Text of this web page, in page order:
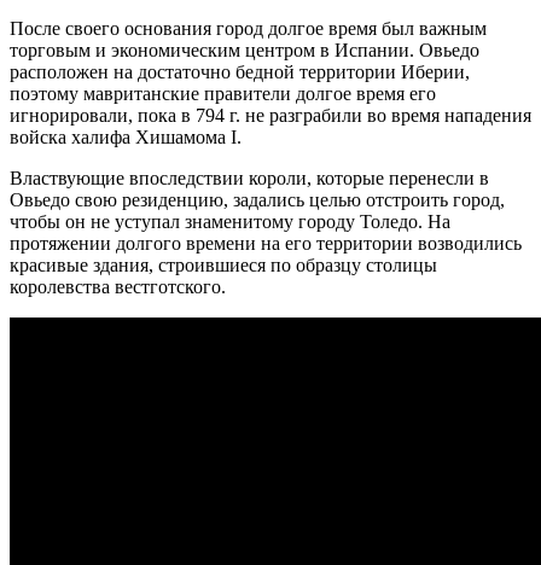
После своего основания город долгое время был важным
торговым и экономическим центром в Испании. Овьедо
расположен на достаточно бедной территории Иберии,
поэтому мавританские правители долгое время его
игнорировали, пока в 794 г. не разграбили во время нападения
войска халифа Хишамома I.
Властвующие впоследствии короли, которые перенесли в
Овьедо свою резиденцию, задались целью отстроить город,
чтобы он не уступал знаменитому городу Толедо. На
протяжении долгого времени на его территории возводились
красивые здания, строившиеся по образцу столицы
королевства вестготского.